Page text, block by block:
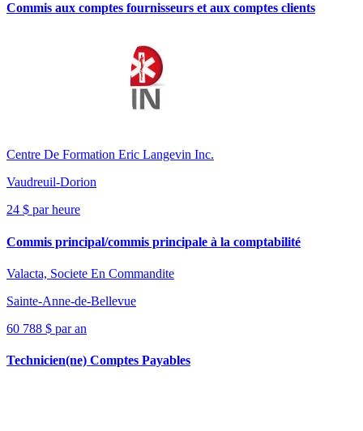
Commis aux comptes fournisseurs et aux comptes clients
Centre De Formation Eric Langevin Inc.
Vaudreuil-Dorion
24 $ par heure
Commis principal/commis principale à la comptabilité
Valacta, Societe En Commandite
Sainte-Anne-de-Bellevue
60 788 $ par an
Technicien(ne) Comptes Payables